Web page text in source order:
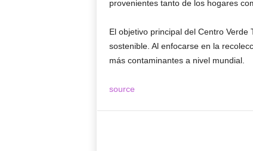
provenientes tanto de los hogares
El objetivo principal del Centro
sostenible. Al enfocarse en la
más contaminantes a nivel mundial.
source